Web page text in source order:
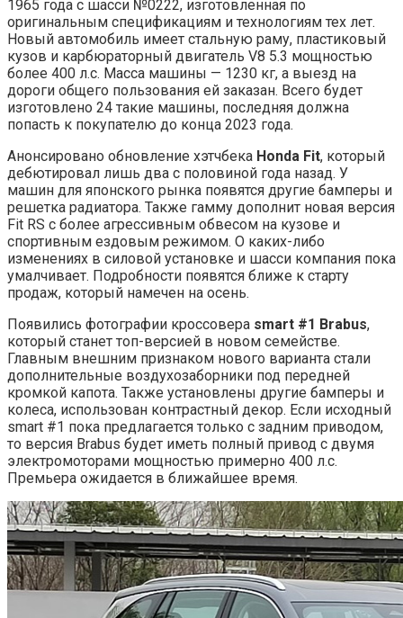
1965 года с шасси №0222, изготовленная по
оригинальным спецификациям и технологиям тех лет.
Новый автомобиль имеет стальную раму, пластиковый
кузов и карбюраторный двигатель V8 5.3 мощностью
более 400 л.с. Масса машины — 1230 кг, а выезд на
дороги общего пользования ей заказан. Всего будет
изготовлено 24 такие машины, последняя должна
попасть к покупателю до конца 2023 года.
Анонсировано обновление хэтчбека Honda Fit, который
дебютировал лишь два с половиной года назад. У
машин для японского рынка появятся другие бамперы и
решетка радиатора. Также гамму дополнит новая версия
Fit RS с более агрессивным обвесом на кузове и
спортивным ездовым режимом. О каких-либо
изменениях в силовой установке и шасси компания пока
умалчивает. Подробности появятся ближе к старту
продаж, который намечен на осень.
Появились фотографии кроссовера smart #1 Brabus,
который станет топ-версией в новом семействе.
Главным внешним признаком нового варианта стали
дополнительные воздухозаборники под передней
кромкой капота. Также установлены другие бамперы и
колеса, использован контрастный декор. Если исходный
smart #1 пока предлагается только с задним приводом,
то версия Brabus будет иметь полный привод с двумя
электромоторами мощностью примерно 400 л.с.
Премьера ожидается в ближайшее время.